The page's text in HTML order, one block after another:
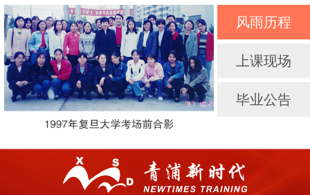
风雨历程
上课现场
毕业公告